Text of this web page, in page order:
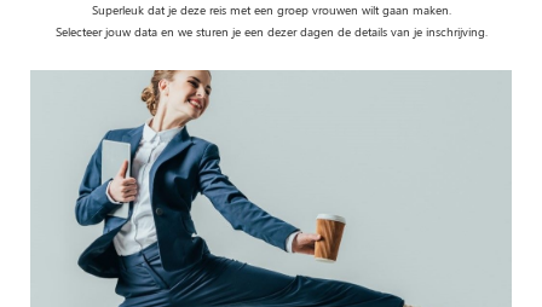
Superleuk dat je deze reis met een groep vrouwen wilt gaan maken.
Selecteer jouw data en we sturen je een dezer dagen de details van je inschrijving.